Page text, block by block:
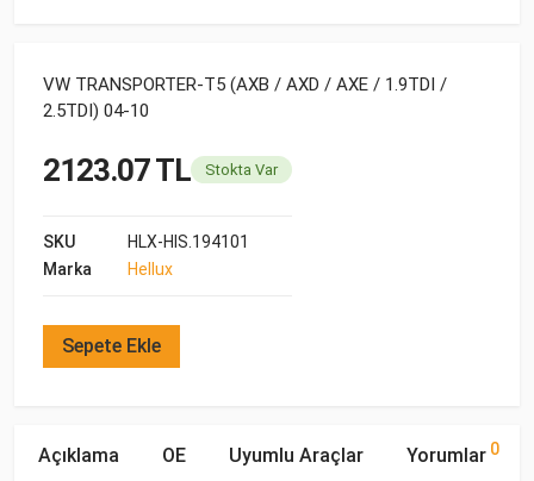
VW TRANSPORTER-T5 (AXB / AXD / AXE / 1.9TDI /
2.5TDI) 04-10
2123.07 TL Stokta Var
SKU
HLX-HIS.194101
Marka
Hellux
Sepete Ekle
Açıklama OE Uyumlu Araçlar Yorumlar 0